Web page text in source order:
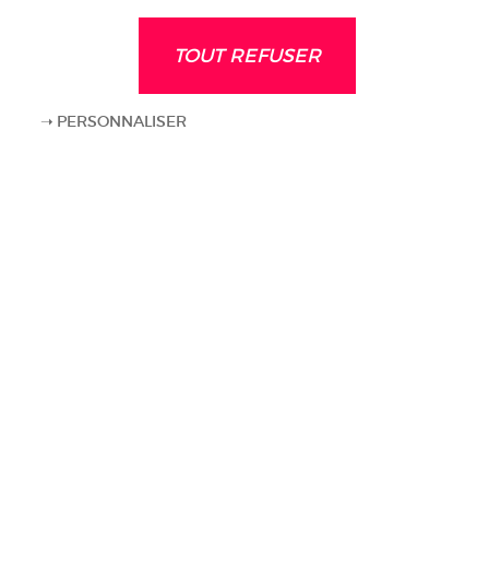
TOUT REFUSER
PERSONNALISER